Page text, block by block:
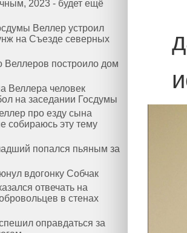
2023 - будет ещё
Веллер устроил
на Cъезде северных
Веллеров построило дом
Веллера человек
на заседании Госдумы
про езду сына
собираюсь эту тему
попался пьяным за
вдогонку Собчак
отвечать на
в стенах
оправдаться за